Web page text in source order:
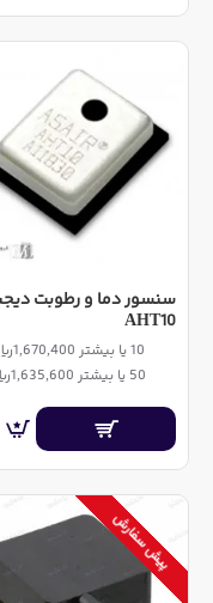
سنسور دما و رطوبت
AHT10
10 یا بیشتر 1,670,400ریال
50 یا بیشتر 1,635,600ریال
پیش سفارش